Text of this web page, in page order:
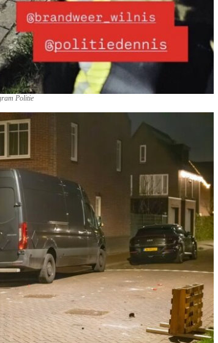
Politie